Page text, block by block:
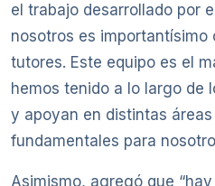
el trabajo desarrollado por
nosotros es
tutores. Este equipo es el
hemos tenido a lo largo de
y apoyan en distintas
fundamentales para
Asimismo, agregó que